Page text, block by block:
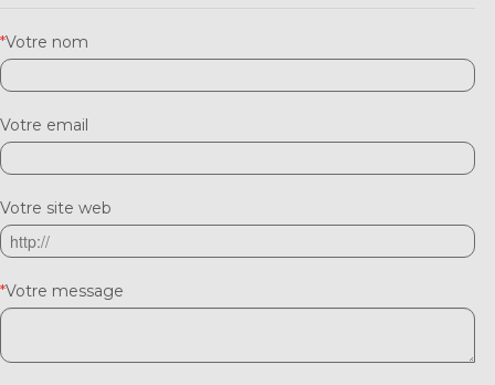
*Votre nom
Votre email
Votre site web
*Votre message